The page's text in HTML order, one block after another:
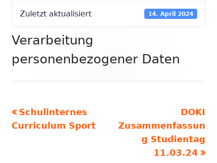
Zuletzt aktualisiert 14. April 2024
Verarbeitung
personenbezogener Daten
Beitragsnavigation
Vorheriger
Beitrag:
Schulinternes
Curriculum Sport
DOKI
Zusammenfassun
g Studientag
11.03.24